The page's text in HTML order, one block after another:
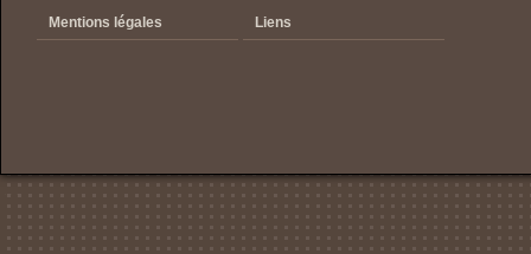
Mentions légales Liens